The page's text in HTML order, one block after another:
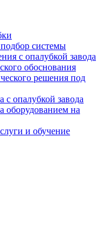
системы
с опалубкой завода
обоснования
решения под
опалубкой завода
оборудованием на
и обучение